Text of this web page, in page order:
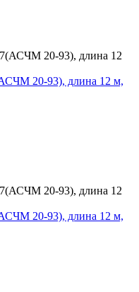
20-93), длина 12 м,
20-93), длина 12 м,